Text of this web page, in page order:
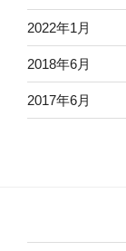
2022年1月
2018年6月
2017年6月